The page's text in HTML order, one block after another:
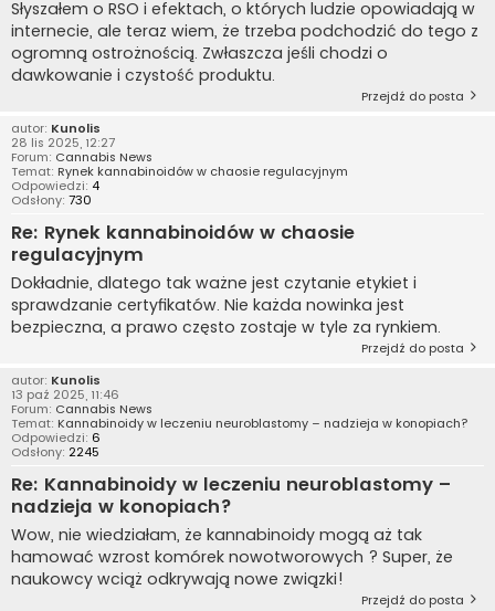
Słyszałem o RSO i efektach, o których ludzie opowiadają w
internecie, ale teraz wiem, że trzeba podchodzić do tego z
ogromną ostrożnością. Zwłaszcza jeśli chodzi o
dawkowanie i czystość produktu.
Przejdź do posta
autor: Kunolis
28 lis 2025, 12:27
Forum: Cannabis News
Temat: Rynek kannabinoidów w chaosie regulacyjnym
Odpowiedzi: 4
Odsłony: 730
Re: Rynek kannabinoidów w chaosie
regulacyjnym
Dokładnie, dlatego tak ważne jest czytanie etykiet i
sprawdzanie certyfikatów. Nie każda nowinka jest
bezpieczna, a prawo często zostaje w tyle za rynkiem.
Przejdź do posta
autor: Kunolis
13 paź 2025, 11:46
Forum: Cannabis News
Temat: Kannabinoidy w leczeniu neuroblastomy – nadzieja w konopiach?
Odpowiedzi: 6
Odsłony: 2245
Re: Kannabinoidy w leczeniu neuroblastomy –
nadzieja w konopiach?
Wow, nie wiedziałam, że kannabinoidy mogą aż tak
hamować wzrost komórek nowotworowych ? Super, że
naukowcy wciąż odkrywają nowe związki!
Przejdź do posta